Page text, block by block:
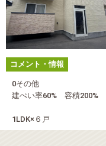
コメント・情報
0その他
建ぺい率60% 容積200%
1LDK×６戸